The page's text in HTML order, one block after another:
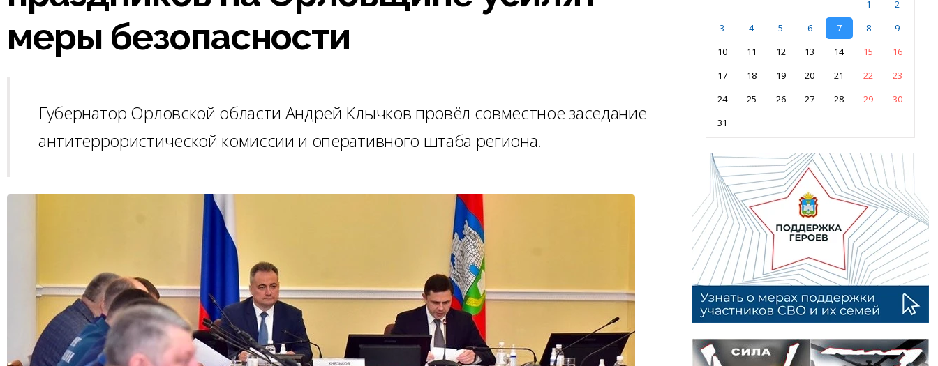
меры безопасности
Губернатор Орловской области Андрей Клычков провёл совместное заседание
антитеррористической комиссии и оперативного штаба региона.
1
2
3
4 5 6 7 8
9
10
11 12 13 14 15
16
17
18 19 20 21 22
23
24
25 26 27 28 29
30
31